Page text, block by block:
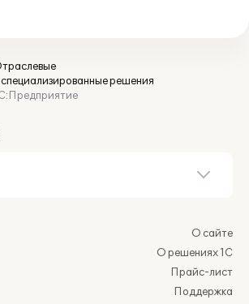
решения
О сайте
О решениях 1С
Прайс-лист
Поддержка